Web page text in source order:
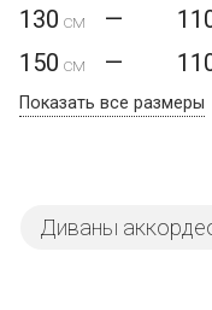
130
—
150
—
Показать все размеры
Диваны